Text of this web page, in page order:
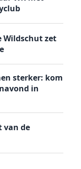
Wildschut zet
sterker: kom
in
van de